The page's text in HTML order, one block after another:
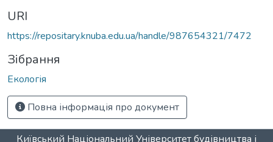
URI
https://repositary.knuba.edu.ua/handle/987654321/7472
Зібрання
Екологія
Повна інформація про документ
Київський Національний Університет будівництва і